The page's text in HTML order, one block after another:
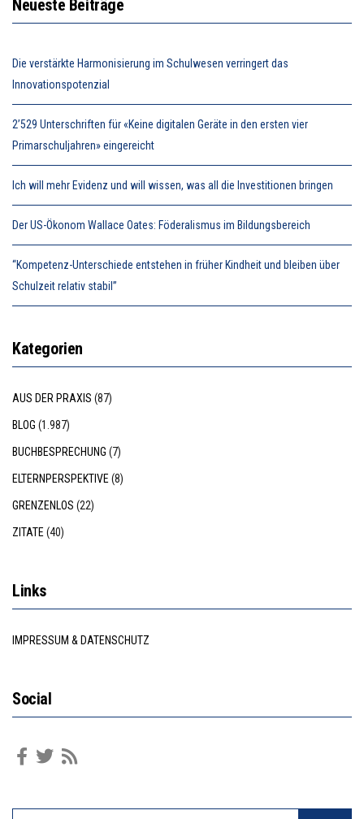
Neueste Beiträge
Die verstärkte Harmonisierung im Schulwesen verringert das
Innovationspotenzial
2’529 Unterschriften für «Keine digitalen Geräte in den ersten vier
Primarschuljahren» eingereicht
Ich will mehr Evidenz und will wissen, was all die Investitionen bringen
Der US-Ökonom Wallace Oates: Föderalismus im Bildungsbereich
“Kompetenz-Unterschiede entstehen in früher Kindheit und bleiben über
Schulzeit relativ stabil”
Kategorien
AUS DER PRAXIS (87)
BLOG (1.987)
BUCHBESPRECHUNG (7)
ELTERNPERSPEKTIVE (8)
GRENZENLOS (22)
ZITATE (40)
Links
IMPRESSUM & DATENSCHUTZ
Social